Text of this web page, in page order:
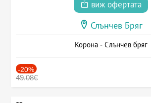
виж офертата
Слънчев Бряг
Корона - Слънчев бряг
-20%
49.08€